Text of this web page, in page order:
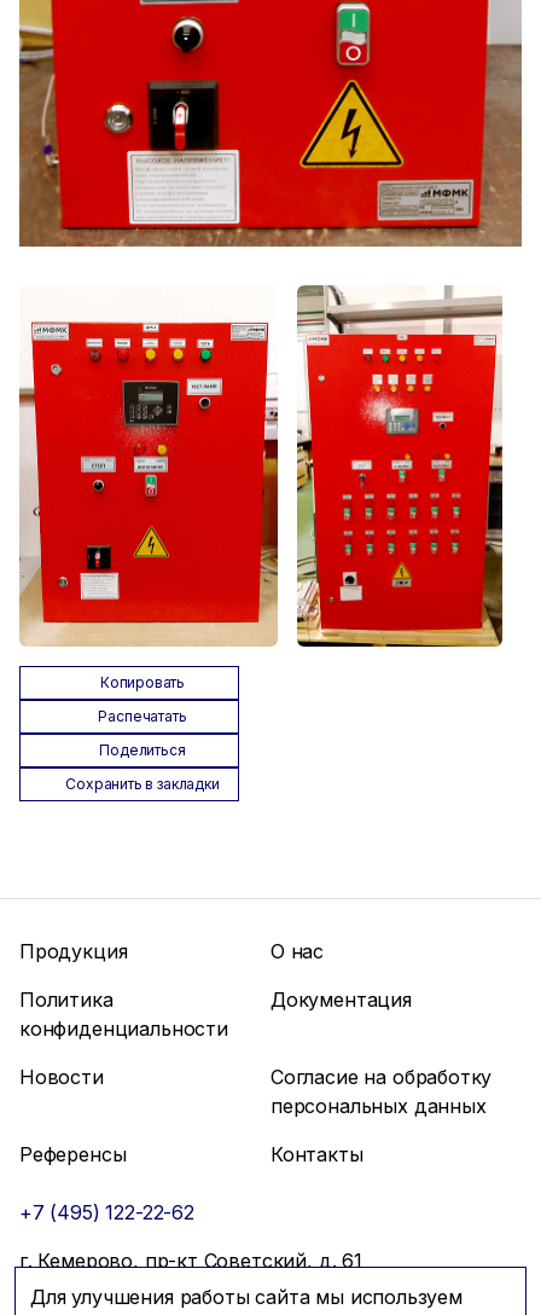
Копировать
Распечатать
Поделиться
Сохранить в закладки
Для улучшения работы сайта мы используем
Продукция
О нас
Политика
конфиденциальности
Документация
Новости
Согласие на обработку
персональных данных
Референсы
Контакты
+7 (495) 122-22-62
г. Кемерово, пр-кт Советский, д. 61
info@mfmc.ru
Связаться с нами